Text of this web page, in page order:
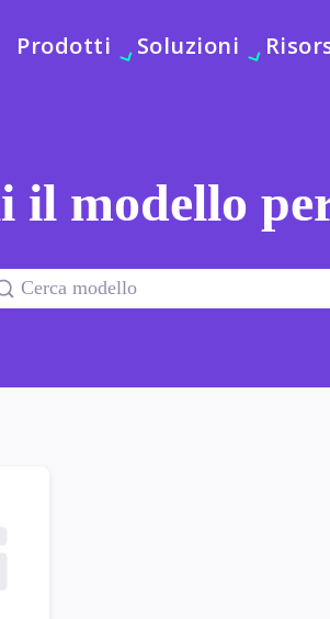
Prodotti Soluzioni
il modello